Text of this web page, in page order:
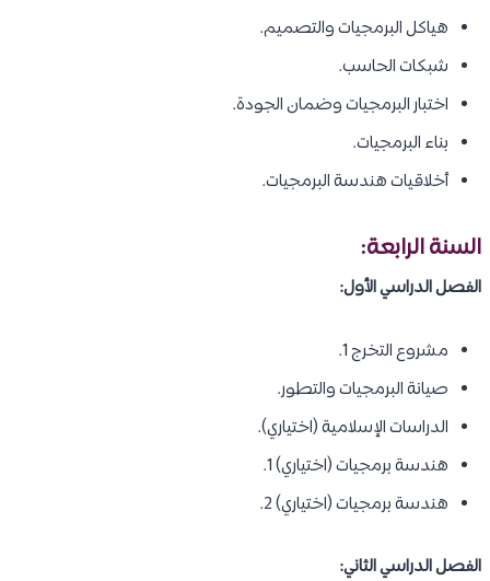
هياكل البرمجيات والتصميم.
شبكات الحاسب.
اختبار البرمجيات وضمان الجودة.
بناء البرمجيات.
أخلاقيات هندسة البرمجيات.
السنة الرابعة:
الفصل الدراسي الأول:
مشروع التخرج 1.
صيانة البرمجيات والتطور.
الدراسات الإسلامية (اختياري).
هندسة برمجيات (اختياري) 1.
هندسة برمجيات (اختياري) 2.
الفصل الدراسي الثاني: